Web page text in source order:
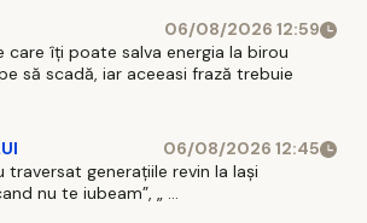
06/08/2026 12:59
care îți poate salva energia la birou
să scadă, iar aceeasi frază trebuie
06/08/2026 12:45
traversat generațiile revin la Iași
nu te iubeam”, „ ...